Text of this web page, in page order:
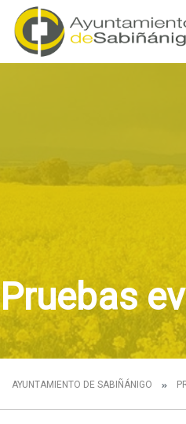
Pruebas
AYUNTAMIENTO DE SABIÑÁNIGO